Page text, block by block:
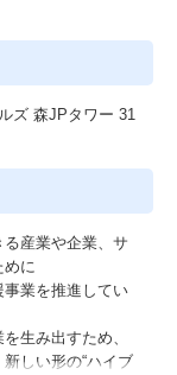
ズ 森JPタワー 31
産業や企業、サ
めに
業を推進してい
生み出すため、
しい形の“ハイブ